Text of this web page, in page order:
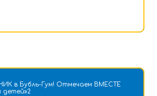
в Бубль-Гум! Отмечаем ВМЕСТЕ
детей»2